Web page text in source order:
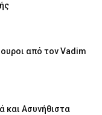
από τον Vadim
και Ασυνήθιστα